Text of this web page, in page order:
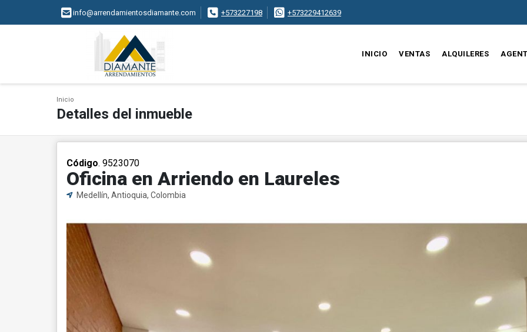
info@arrendamientosdiamante.com +573227198 +573229412639
INICIO VENTAS ALQUILERES
Inicio
Detalles del inmueble
Código. 9523070
Oficina en Arriendo en Laureles
Medellín, Antioquia, Colombia